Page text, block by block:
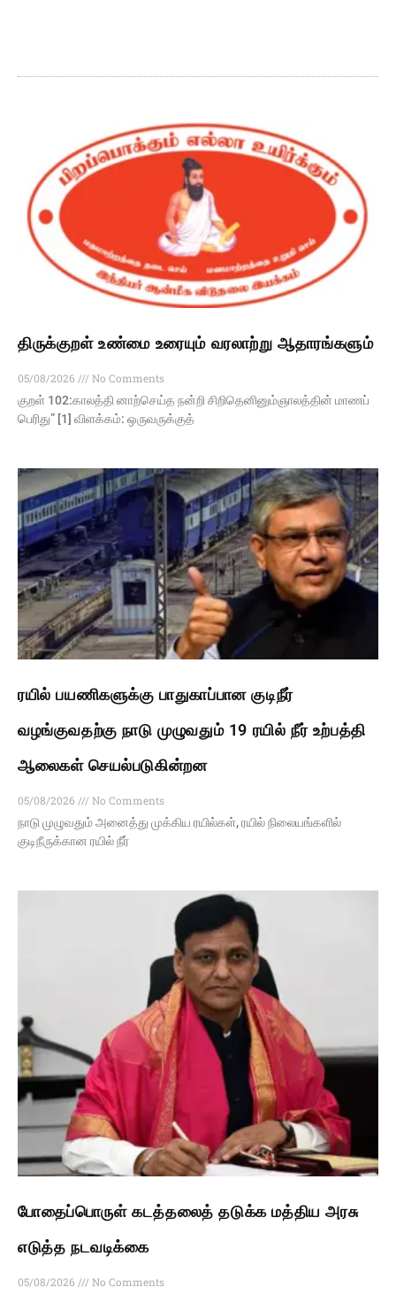
திருக்குறள் உண்மை உரையும் வரலாற்று ஆதாரங்களும்
05/08/2026
No Comments
குறள் 102:காலத்தி னாற்செய்த நன்றி சிறிதெனினும்ஞாலத்தின் மாணப்
பெரிது” [1] விளக்கம்: ஒருவருக்குத்
ரயில் பயணிகளுக்கு பாதுகாப்பான குடிநீர்
வழங்குவதற்கு நாடு முழுவதும் 19 ரயில் நீர் உற்பத்தி
ஆலைகள் செயல்படுகின்றன
05/08/2026
No Comments
நாடு முழுவதும் அனைத்து முக்கிய ரயில்கள், ரயில் நிலையங்களில்
குடிநீருக்கான ரயில் நீர்
போதைப்பொருள் கடத்தலைத் தடுக்க மத்திய அரசு
எடுத்த நடவடிக்கை
05/08/2026 No Comments